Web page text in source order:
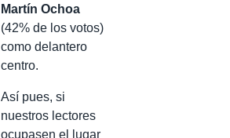
Martín Ochoa
(42% de los votos)
como delantero
centro.
Así pues, si
nuestros lectores
ocupasen el lugar